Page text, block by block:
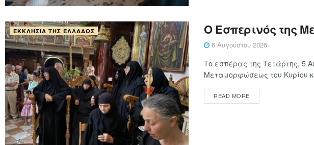
ΕΚΚΛΗΣΊΑ ΤΗΣ ΕΛΛΆΔΟΣ Ο Εσπερινός της
6 Αυγούστου 2026
Το εσπέρας της Τετάρτης, 5
Μεταμορφώσεως του Κυρίου
READ MORE